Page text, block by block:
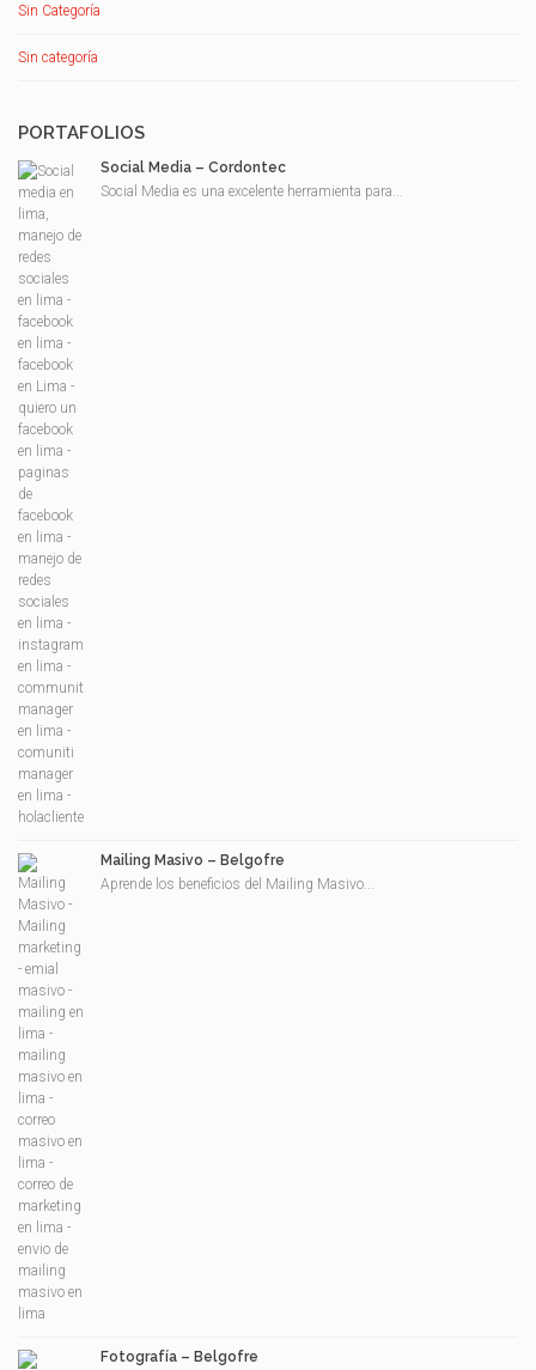
Sin Categoría
Sin categoría
PORTAFOLIOS
Social Media – Cordontec
Social Media es una excelente herramienta para...
Mailing Masivo – Belgofre
Aprende los beneficios del Mailing Masivo...
Fotografía – Belgofre